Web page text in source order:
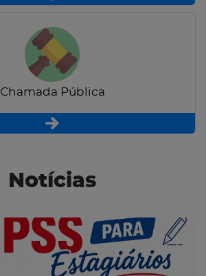
Chamada Pública
Notícias